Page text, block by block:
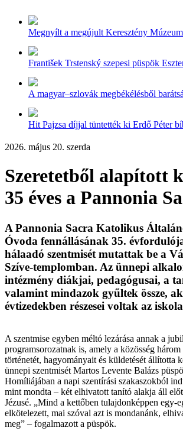
Megnyílt a megújult Keresztény
František Trstenský szepesi püspök
A magyar–szlovák megbékélésből
Hit Pajzsa díjjal tüntették ki Erdő Péter
2026. május 20. szerda
Szeretetből alapított
35 éves a Pannonia
A Pannonia Sacra Katolikus
Óvoda fennállásának 35.
hálaadó szentmisét mutattak be a
Szíve-templomban. Az ünnepi
intézmény diákjai, pedagógusai, a
valamint mindazok gyűltek össze,
évtizedekben részesei voltak az
A szentmise egyben méltó lezárása annak a
programsorozatnak is, amely a közösség három
történetét, hagyományait és küldetését állította
ünnepi szentmisét Martos Levente Balázs
Homíliájában a napi szentírási szakaszokból
mint mondta – két elhivatott tanító alakja áll
Jézusé. „Mind a kettőben tulajdonképpen egy-
elkötelezett, mai szóval azt is mondanánk,
meg” – fogalmazott a püspök.